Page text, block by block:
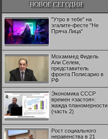
НОВОЕ СЕГОДНЯ
"Утро в тебе" на
эгалите-фесте "Не
Пряча Лица"
Мохаммед Фидель
Али Селем,
представитель
фронта Полисарио в
РФ
Экономика СССР
времен «застоя»:
жажда планомерности
(часть 2)
Рост социального
неравенства в 21